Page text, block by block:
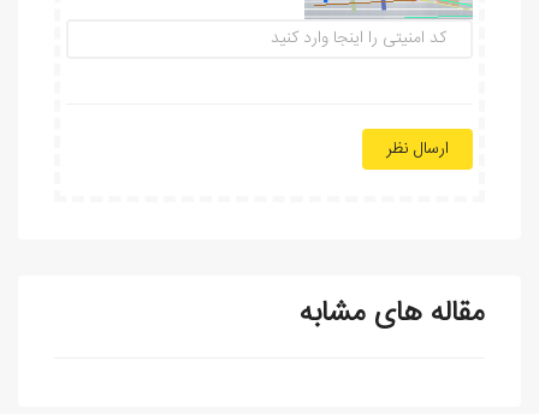
ارسال نظر
مقاله های مشابه